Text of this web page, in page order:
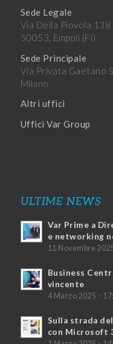
Sede Legale
Via Della Piovola 138
50053, Empoli (FI)
Sede Principale
Via Privata Gaetano
Milano
Altri uffici
Uffici Var Group
ULTIME NEWS
Var Prime a
e networking
11 Novembre
Business
vincente
4 Marzo 2025 -
Sulla strada
con Microsoft